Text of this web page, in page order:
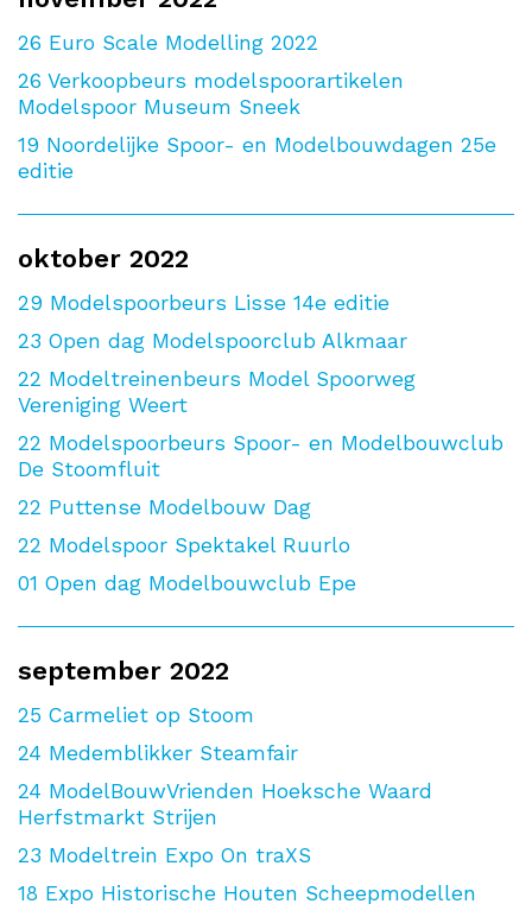
26 Euro Scale Modelling 2022
26 Verkoopbeurs modelspoorartikelen
Modelspoor Museum Sneek
19 Noordelijke Spoor- en Modelbouwdagen 25e
editie
oktober 2022
29 Modelspoorbeurs Lisse 14e editie
23 Open dag Modelspoorclub Alkmaar
22 Modeltreinenbeurs Model Spoorweg
Vereniging Weert
22 Modelspoorbeurs Spoor- en Modelbouwclub
De Stoomfluit
22 Puttense Modelbouw Dag
22 Modelspoor Spektakel Ruurlo
01 Open dag Modelbouwclub Epe
september 2022
25 Carmeliet op Stoom
24 Medemblikker Steamfair
24 ModelBouwVrienden Hoeksche Waard
Herfstmarkt Strijen
23 Modeltrein Expo On traXS
18 Expo Historische Houten Scheepmodellen